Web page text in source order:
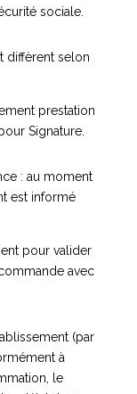
sociale.
diffèrent selon
prestation
Signature.
: au moment
est informé
pour valider
avec
(par
à
le